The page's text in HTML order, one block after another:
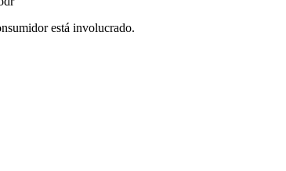
está involucrado.